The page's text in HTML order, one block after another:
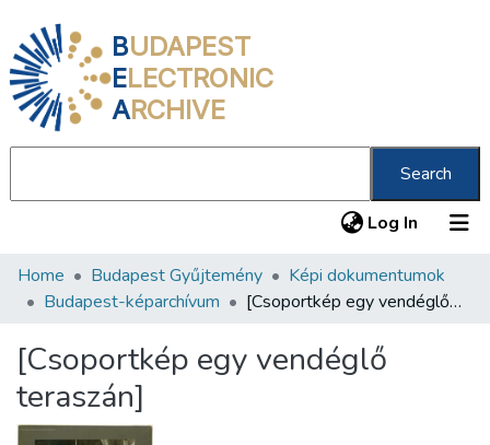
BUDAPEST
ELECTRONIC
ARCHIVE
Search
Log In (current)
Communities & Collections
Statistics
About us
Home Budapest Gyűjtemény
Képi dokumentumok
Budapest-képarchívum
[Csoportkép egy vendéglő teraszán]
[Csoportkép egy vendéglő
teraszán]